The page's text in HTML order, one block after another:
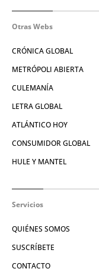
Otras Webs
CRÓNICA GLOBAL
METRÓPOLI ABIERTA
CULEMANÍA
LETRA GLOBAL
ATLÁNTICO HOY
CONSUMIDOR GLOBAL
HULE Y MANTEL
Servicios
QUIÉNES SOMOS
SUSCRÍBETE
CONTACTO